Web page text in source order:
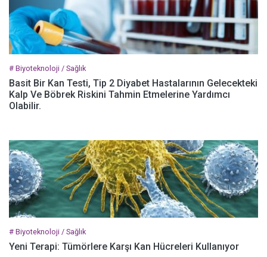
# Biyoteknoloji / Sağlık
Basit Bir Kan Testi, Tip 2 Diyabet Hastalarının Gelecekteki
Kalp Ve Böbrek Riskini Tahmin Etmelerine Yardımcı
Olabilir.
# Biyoteknoloji / Sağlık
Yeni Terapi: Tümörlere Karşı Kan Hücreleri Kullanıyor